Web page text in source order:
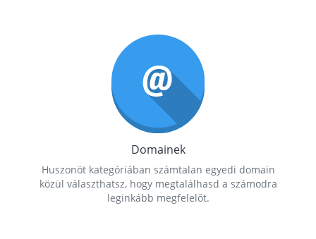
Domainek
Huszonöt kategóriában számtalan egyedi domain
közül választhatsz, hogy megtalálhasd a számodra
leginkább megfelelőt.